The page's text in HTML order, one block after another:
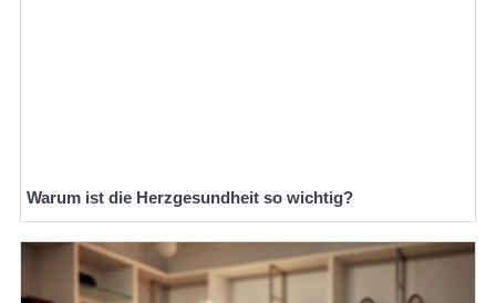
Warum ist die Herzgesundheit so wichtig?